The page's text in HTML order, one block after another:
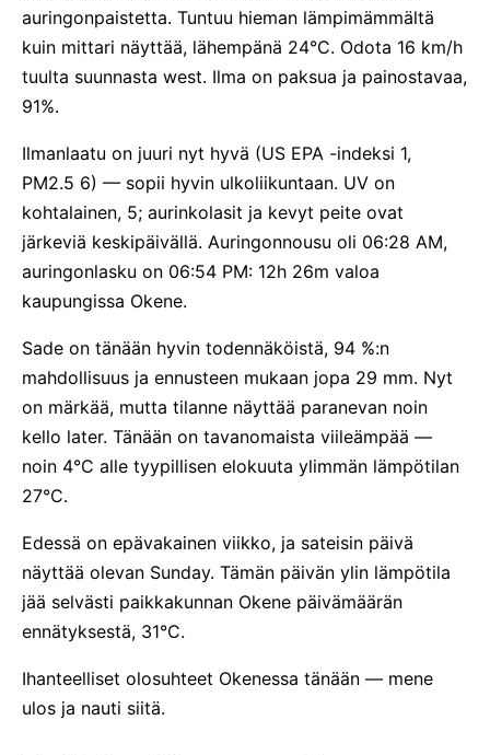
auringonpaistetta. Tuntuu hieman lämpimämmältä
kuin mittari näyttää, lähempänä 24°C. Odota 16 km/h
tuulta suunnasta west. Ilma on paksua ja painostavaa,
91%.
Ilmanlaatu on juuri nyt hyvä (US EPA -indeksi 1,
PM2.5 6) — sopii hyvin ulkoliikuntaan. UV on
kohtalainen, 5; aurinkolasit ja kevyt peite ovat
järkeviä keskipäivällä. Auringonnousu oli 06:28 AM,
auringonlasku on 06:54 PM: 12h 26m valoa
kaupungissa Okene.
Sade on tänään hyvin todennäköistä, 94 %:n
mahdollisuus ja ennusteen mukaan jopa 29 mm. Nyt
on märkää, mutta tilanne näyttää paranevan noin
kello later. Tänään on tavanomaista viileämpää —
noin 4°C alle tyypillisen elokuuta ylimmän lämpötilan
27°C.
Edessä on epävakainen viikko, ja sateisin päivä
näyttää olevan Sunday. Tämän päivän ylin lämpötila
jää selvästi paikkakunnan Okene päivämäärän
ennätyksestä, 31°C.
Ihanteelliset olosuhteet Okenessa tänään — mene
ulos ja nauti siitä.